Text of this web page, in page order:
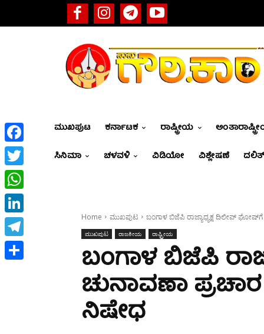
ಮುಖಪುಟ ಕರ್ನಾಟಕ ರಾಷ್ಟ್ರೀಯ
ಸಿನಿಮಾ
ಚಳವಳಿ ವಿಡಿಯೋ ವಿಶ್ಲೇಷಣೆ ದಲಿತ್
Home ಮುಖಪುಟ ಬಂಗಾಳ ಬಿಜೆಪಿ ರಾಜ್ಯಾಧ್ಯಕ್ಷ ದಿಲೀಪ್‌‌
ಮುಖಪುಟ ರಾಜಕೀಯ ರಾಷ್ಟ್ರೀಯ
ಬಂಗಾಳ ಬಿಜೆಪಿ
ಚುನಾವಣಾ
ನಿಷೇಧ
Facebook
Twitter
WhatsApp
LinkedIn
Telegram